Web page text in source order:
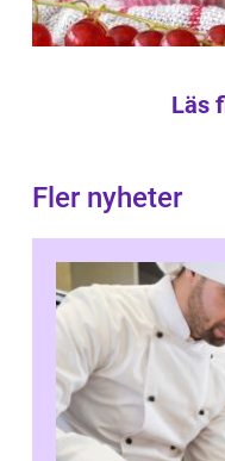
Läs
Fler nyheter